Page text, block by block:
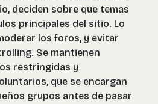
deciden sobre que temas
principales del sitio. Lo
los foros, y evitar
Se mantienen
restringidas y
que se encargan
grupos antes de pasar